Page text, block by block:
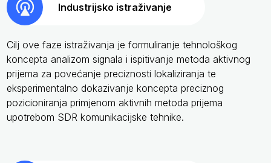
Industrijsko istraživanje
Cilj ove faze istraživanja je formuliranje tehnološkog
koncepta analizom signala i ispitivanje metoda aktivnog
prijema za povećanje preciznosti lokaliziranja te
eksperimentalno dokazivanje koncepta preciznog
pozicioniranja primjenom aktivnih metoda prijema
upotrebom SDR komunikacijske tehnike.